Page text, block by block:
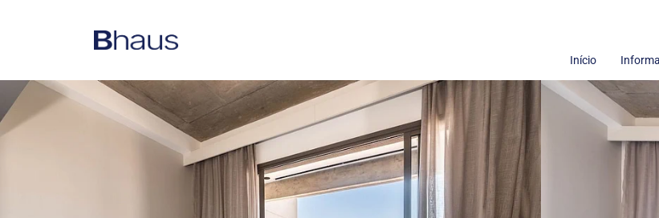
Início
Termos de uso
Sobre nós